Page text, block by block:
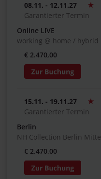
08.11. - 12.11.27
Garantierter Termin
Online LIVE
working @ home / hybrid
€ 2.470,00
15.11. - 19.11.27
Garantierter Termin
Berlin
NH Collection Berlin Mitte
€ 2.470,00